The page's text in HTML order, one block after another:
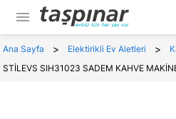
menu
Ana Sayfa > Elektirikli Ev Aletleri >
STİLEVS SIH31023 SADEM KAHVE